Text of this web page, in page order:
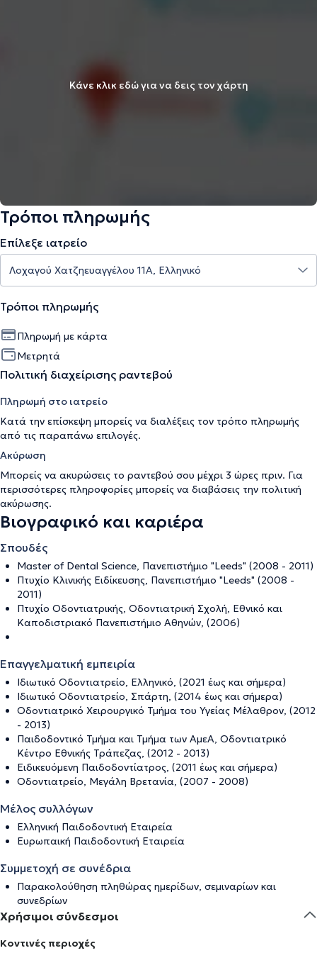
Κάνε κλικ εδώ για να δεις τον χάρτη
Τρόποι πληρωμής
Επίλεξε ιατρείο
Τρόποι πληρωμής
Πληρωμή με κάρτα
Μετρητά
Πολιτική διαχείρισης ραντεβού
Πληρωμή στο ιατρείο
Κατά την επίσκεψη μπορείς να διαλέξεις τον τρόπο πληρωμής
από τις παραπάνω επιλογές.
Ακύρωση
Μπορείς να ακυρώσεις το ραντεβού σου μέχρι 3 ώρες πριν. Για
περισσότερες πληροφορίες μπορείς να διαβάσεις την πολιτική
ακύρωσης.
Βιογραφικό και καριέρα
Σπουδές
Master of Dental Science, Πανεπιστήμιο "Leeds" (2008 - 2011)
Πτυχίο Κλινικής Ειδίκευσης, Πανεπιστήμιο "Leeds" (2008 -
2011)
Πτυχίο Οδοντιατρικής, Οδοντιατρική Σχολή, Εθνικό και
Καποδιστριακό Πανεπιστήμιο Αθηνών, (2006)
Επαγγελματική εμπειρία
Ιδιωτικό Οδοντιατρείο, Ελληνικό, (2021 έως και σήμερα)
Ιδιωτικό Οδοντιατρείο, Σπάρτη, (2014 έως και σήμερα)
Οδοντιατρικό Χειρουργικό Τμήμα του Υγείας Μέλαθρον, (2012
- 2013)
Παιδοδοντικό Τμήμα και Τμήμα των ΑμεΑ, Οδοντιατρικό
Κέντρο Εθνικής Τράπεζας, (2012 - 2013)
Ειδικευόμενη Παιδοδοντίατρος, (2011 έως και σήμερα)
Οδοντιατρείο, Μεγάλη Βρετανία, (2007 - 2008)
Μέλος συλλόγων
Ελληνική Παιδοδοντική Εταιρεία
Ευρωπαική Παιδοδοντική Εταιρεία
Συμμετοχή σε συνέδρια
Παρακολούθηση πληθώρας ημερίδων, σεμιναρίων και
συνεδρίων
Χρήσιμοι σύνδεσμοι
Κοντινές περιοχές